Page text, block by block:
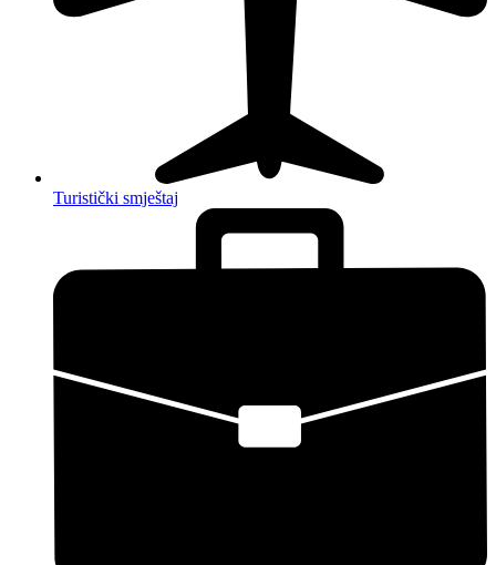
Turistički smještaj